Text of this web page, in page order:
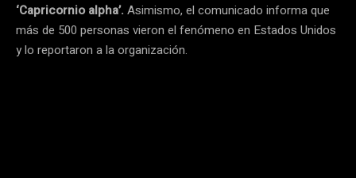
‘Capricornio alpha’. Asimismo, el comunicado informa que
más de 500 personas vieron el fenómeno en Estados Unidos
y lo reportaron a la organización.